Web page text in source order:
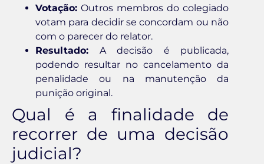
Votação: Outros membros do colegiado
votam para decidir se concordam ou não
com o parecer do relator.
Resultado: A decisão é publicada,
podendo resultar no cancelamento da
penalidade ou na manutenção da
punição original.
Qual é a finalidade de
recorrer de uma decisão
judicial?